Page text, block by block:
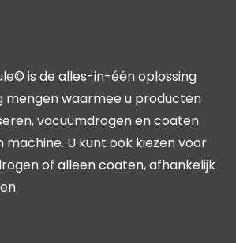
is de alles-in-één oplossing
mengen waarmee u producten
vacuümdrogen en coaten
U kunt ook kiezen voor
of alleen coaten, afhankelijk